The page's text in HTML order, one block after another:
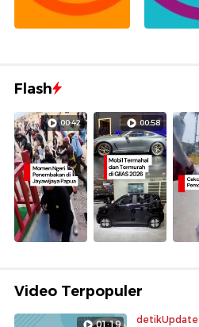
Flash
00:42 00:58
Video Terpopuler
01:19 detikUpdate